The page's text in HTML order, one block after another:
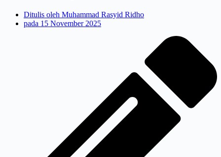
Ditulis oleh Muhammad Rasyid Ridho
pada 15 November 2025